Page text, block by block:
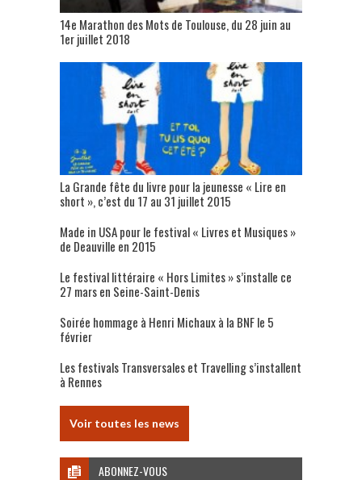
14e Marathon des Mots de Toulouse, du 28 juin au
1er juillet 2018
La Grande fête du livre pour la jeunesse « Lire en
short », c’est du 17 au 31 juillet 2015
Made in USA pour le festival « Livres et Musiques »
de Deauville en 2015
Le festival littéraire « Hors Limites » s’installe ce
27 mars en Seine-Saint-Denis
Soirée hommage à Henri Michaux à la BNF le 5
février
Les festivals Transversales et Travelling s’installent
à Rennes
Voir toutes les news
ABONNEZ-VOUS